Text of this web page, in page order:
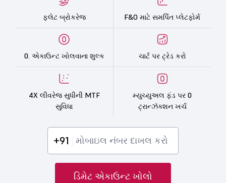
ફ્લેટ બ્રોકરેજ F&O માટે સમર્પિત પ્લેટફોર્મ
0. એકાઉન્ટ ખોલવાના શુલ્ક ચાર્ટ પર ટ્રેડ કરો
4X લીવરેજ સુધીની MTF
સુવિધા
મ્યુચ્યુઅલ ફંડ પર 0
ટ્રાન્ઝૅક્શન ખર્ચ
+91
ડિમેટ એકાઉન્ટ ખોલો